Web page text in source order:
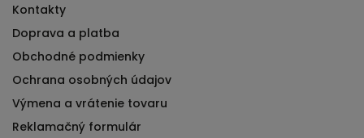
Kontakty
Doprava a platba
Obchodné podmienky
Ochrana osobných údajov
Výmena a vrátenie tovaru
Reklamačný formulár